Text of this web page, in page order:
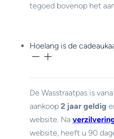
tegoed bovenop het
Hoelang is de
De Wasstraatpas is
aankoop 2 jaar geldig
website. Na
website, heeft u 90